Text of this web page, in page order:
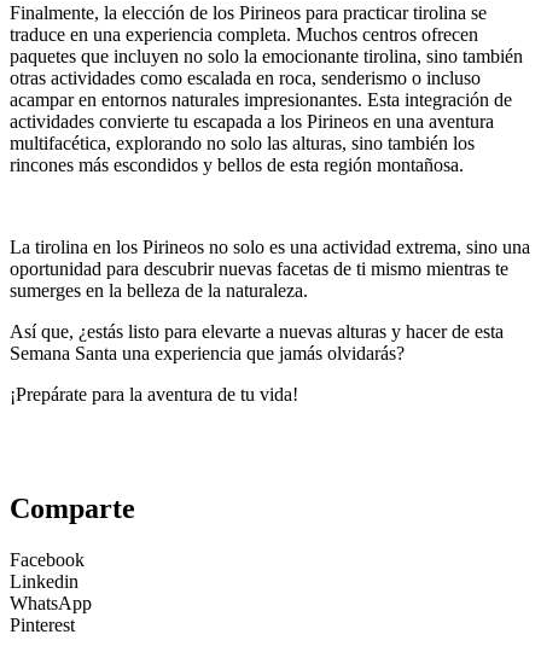
Finalmente, la elección de los Pirineos para practicar tirolina se
traduce en una experiencia completa. Muchos centros ofrecen
paquetes que incluyen no solo la emocionante tirolina, sino también
otras actividades como escalada en roca, senderismo o incluso
acampar en entornos naturales impresionantes. Esta integración de
actividades convierte tu escapada a los Pirineos en una aventura
multifacética, explorando no solo las alturas, sino también los
rincones más escondidos y bellos de esta región montañosa.
La tirolina en los Pirineos no solo es una actividad extrema, sino una
oportunidad para descubrir nuevas facetas de ti mismo mientras te
sumerges en la belleza de la naturaleza.
Así que, ¿estás listo para elevarte a nuevas alturas y hacer de esta
Semana Santa una experiencia que jamás olvidarás?
¡Prepárate para la aventura de tu vida!
Comparte
Facebook
Linkedin
WhatsApp
Pinterest